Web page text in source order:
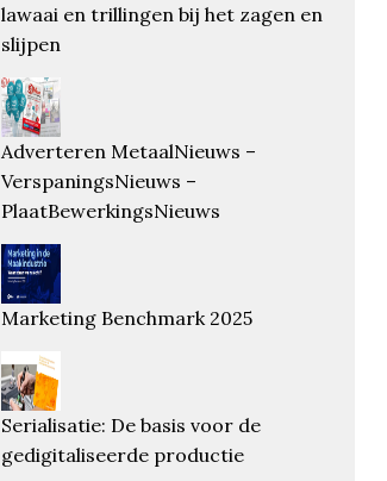
lawaai en trillingen bij het zagen en
slijpen
Adverteren MetaalNieuws –
VerspaningsNieuws –
PlaatBewerkingsNieuws
Marketing Benchmark 2025
Serialisatie: De basis voor de
gedigitaliseerde productie